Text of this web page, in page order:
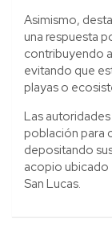
Asimismo,
una respuesta
contribuyendo
evitando que
playas o
Las
población para
depositando
acopio ubicado
San Lucas.